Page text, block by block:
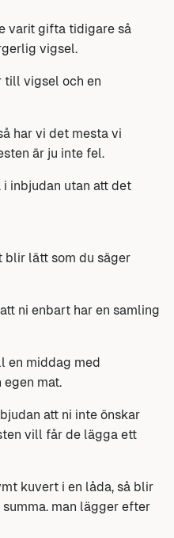
varit gifta tidigare så
vigsel.
till vigsel och en
har vi det mesta vi
är ju inte fel.
inbjudan utan att det
blir lätt som du säger
ni enbart har en samling
en middag med
mat.
att ni inte önskar
vill får de lägga ett
kuvert i en låda, så blir
man lägger efter